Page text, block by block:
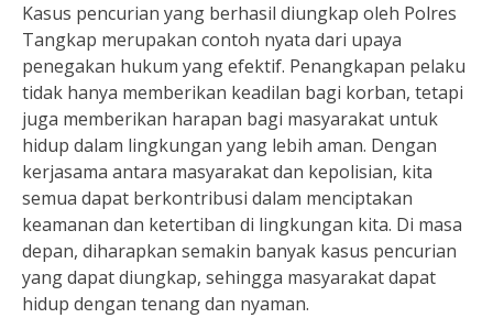
Kasus pencurian yang berhasil diungkap oleh Polres
Tangkap merupakan contoh nyata dari upaya
penegakan hukum yang efektif. Penangkapan pelaku
tidak hanya memberikan keadilan bagi korban, tetapi
juga memberikan harapan bagi masyarakat untuk
hidup dalam lingkungan yang lebih aman. Dengan
kerjasama antara masyarakat dan kepolisian, kita
semua dapat berkontribusi dalam menciptakan
keamanan dan ketertiban di lingkungan kita. Di masa
depan, diharapkan semakin banyak kasus pencurian
yang dapat diungkap, sehingga masyarakat dapat
hidup dengan tenang dan nyaman.